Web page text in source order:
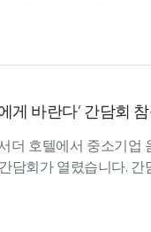
게 바란다’ 간담회
더 호텔에서 중소기
담회가 열렸습니다.